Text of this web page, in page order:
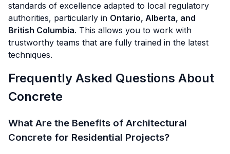
standards of excellence adapted to local regulatory
authorities, particularly in Ontario, Alberta, and
British Columbia. This allows you to work with
trustworthy teams that are fully trained in the latest
techniques.
Frequently Asked Questions About
Concrete
What Are the Benefits of Architectural
Concrete for Residential Projects?